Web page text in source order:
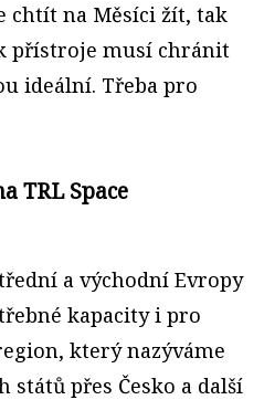
chtít na Měsíci žít, tak
přístroje musí chránit
ideální. Třeba pro
TRL Space
a východní Evropy
kapacity i pro
který nazýváme
přes Česko a další